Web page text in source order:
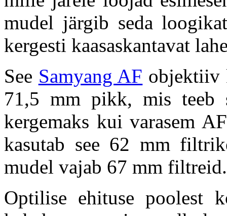
mudel järgib seda
kergesti kaasaskantavat
See Samyang AF objektiiv
71,5 mm pikk, mis teeb
kergemaks kui varasem
kasutab see 62 mm
mudel vajab 67 mm filtreid.
Optilise ehituse poolest